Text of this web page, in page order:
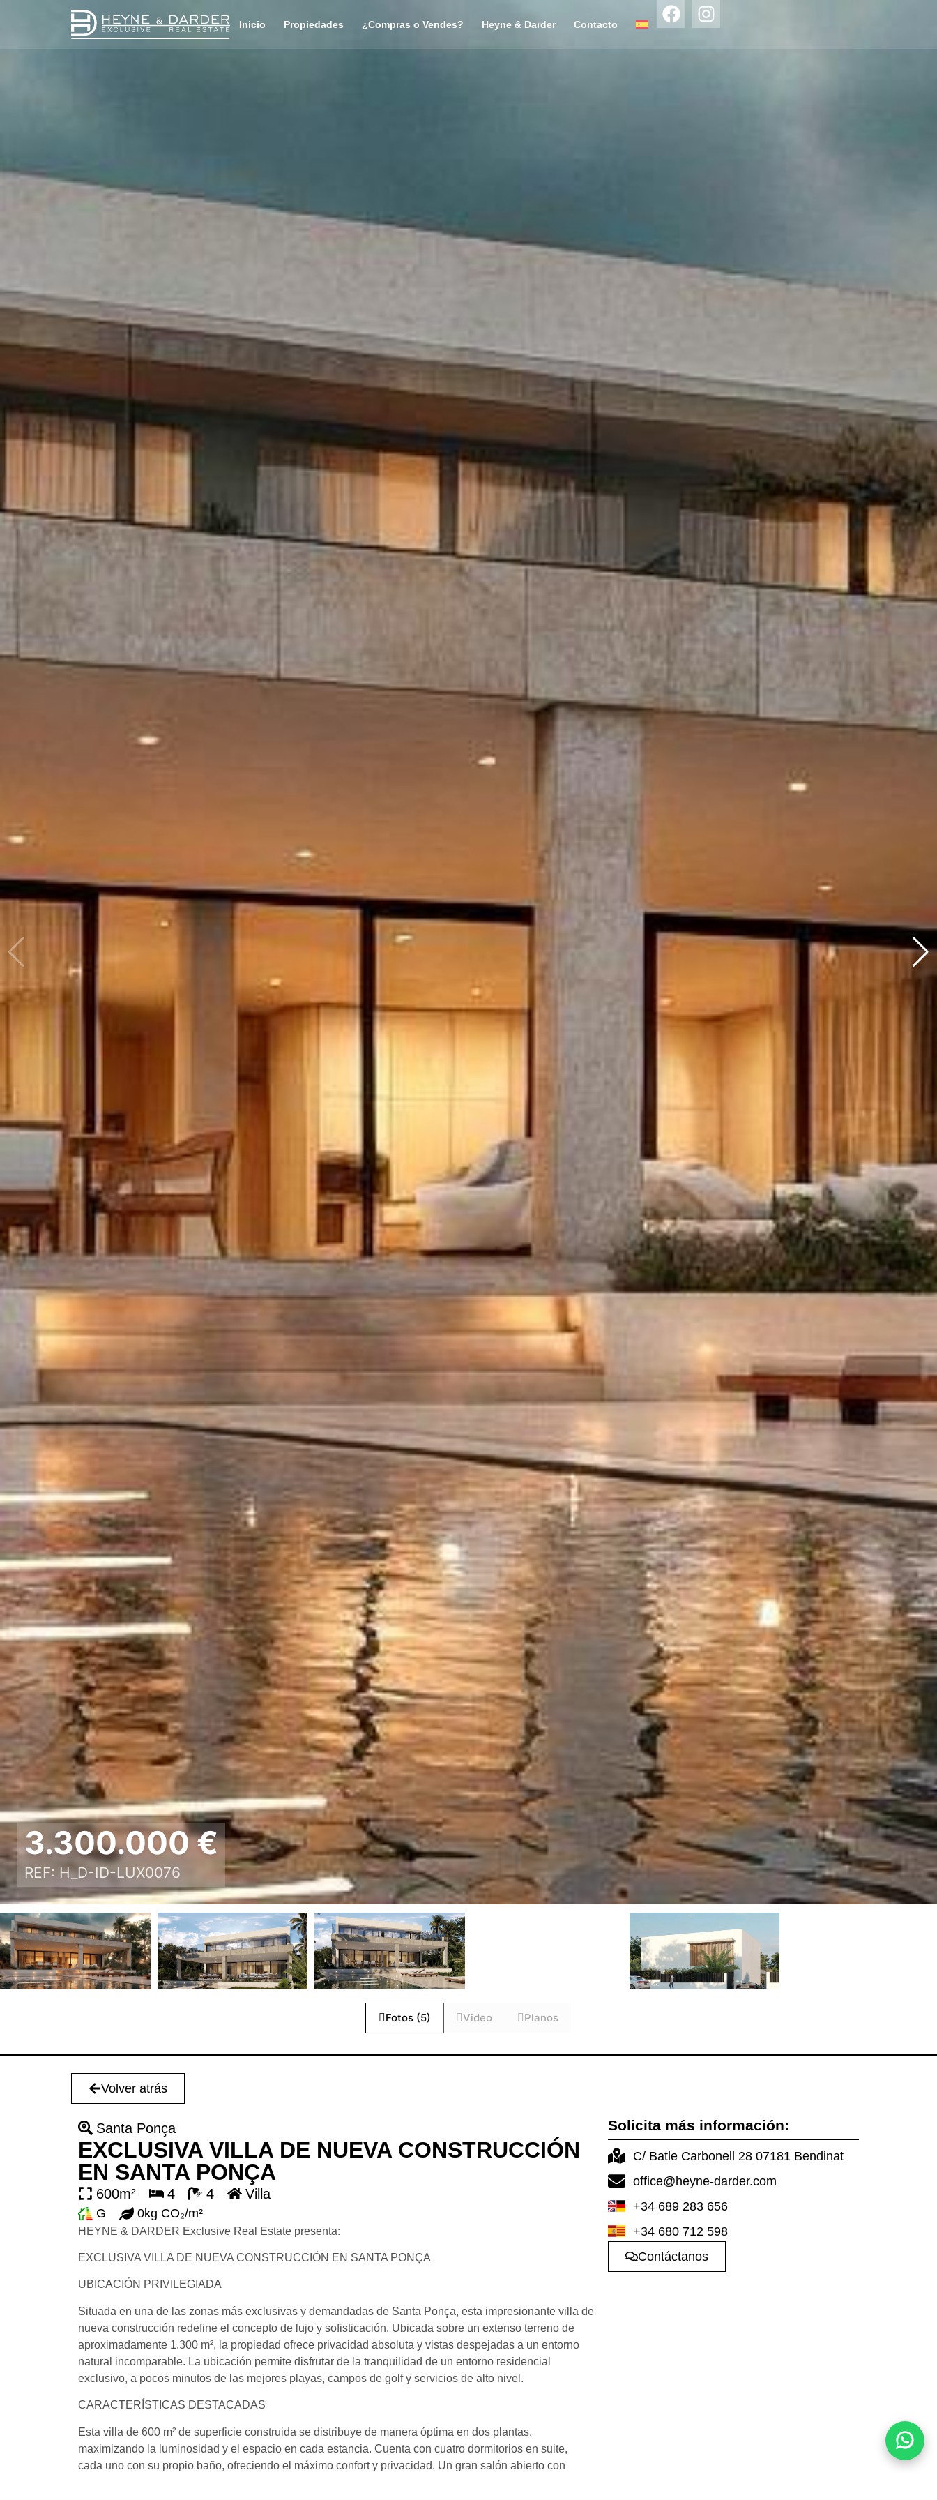
Inicio Propiedades ¿Compras o Vendes? Heyne & Darder Contacto
3.300.000 €
REF: H_D-ID-LUX0076
Fotos (5) Video Planos
Volver atrás
Santa Ponça
EXCLUSIVA VILLA DE NUEVA CONSTRUCCIÓN
EN SANTA PONÇA
600m² 4 4 Villa
G 0kg CO₂/m²
HEYNE & DARDER Exclusive Real Estate presenta:
EXCLUSIVA VILLA DE NUEVA CONSTRUCCIÓN EN SANTA PONÇA
UBICACIÓN PRIVILEGIADA
Situada en una de las zonas más exclusivas y demandadas de Santa Ponça, esta impresionante villa de
nueva construcción redefine el concepto de lujo y sofisticación. Ubicada sobre un extenso terreno de
aproximadamente 1.300 m², la propiedad ofrece privacidad absoluta y vistas despejadas a un entorno
natural incomparable. La ubicación permite disfrutar de la tranquilidad de un entorno residencial
exclusivo, a pocos minutos de las mejores playas, campos de golf y servicios de alto nivel.
CARACTERÍSTICAS DESTACADAS
Esta villa de 600 m² de superficie construida se distribuye de manera óptima en dos plantas,
maximizando la luminosidad y el espacio en cada estancia. Cuenta con cuatro dormitorios en suite,
cada uno con su propio baño, ofreciendo el máximo confort y privacidad. Un gran salón abierto con
Solicita más información:
C/ Batle Carbonell 28 07181 Bendinat
office@heyne-darder.com
+34 689 283 656
+34 680 712 598
Contáctanos